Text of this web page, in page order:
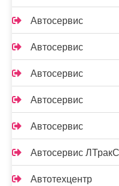
Автосервис
Автосервис
Автосервис
Автосервис
Автосервис
Автосервис
Автотехцентр